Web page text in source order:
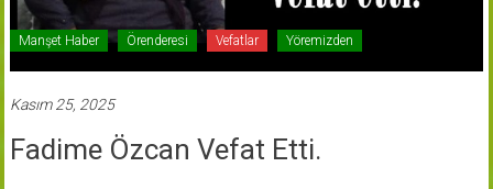
Manşet Haber Örenderesi Vefatlar Yöremizden
Kasım 25, 2025
Fadime Özcan Vefat Etti.